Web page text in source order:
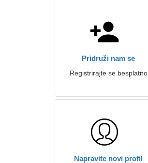
Pridruži nam se
Registrirajte se besplatno
Napravite novi profil